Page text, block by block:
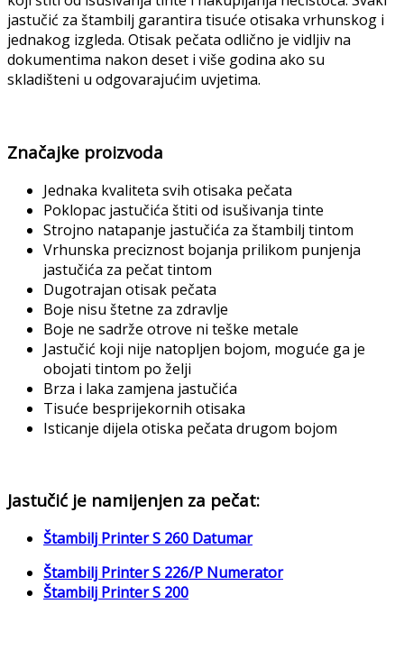
jastučić za štambilj garantira tisuće otisaka vrhunskog i
jednakog izgleda. Otisak pečata odlično je vidljiv na
dokumentima nakon deset i više godina ako su
skladišteni u odgovarajućim uvjetima.
Značajke proizvoda
Jednaka kvaliteta svih otisaka pečata
Poklopac jastučića štiti od isušivanja tinte
Strojno natapanje jastučića za štambilj tintom
Vrhunska preciznost bojanja prilikom punjenja
jastučića za pečat tintom
Dugotrajan otisak pečata
Boje nisu štetne za zdravlje
Boje ne sadrže otrove ni teške metale
Jastučić koji nije natopljen bojom, moguće ga je
obojati tintom po želji
Brza i laka zamjena jastučića
Tisuće besprijekornih otisaka
Isticanje dijela otiska pečata drugom bojom
Jastučić je namijenjen za pečat:
Štambilj Printer S 260 Datumar
Štambilj Printer S 226/P Numerator
Štambilj Printer S 200